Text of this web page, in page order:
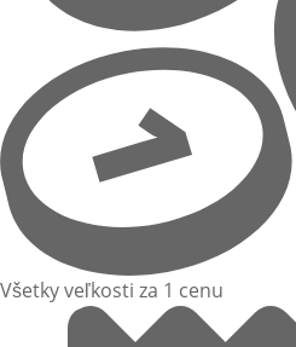
Všetky veľkosti za 1 cenu